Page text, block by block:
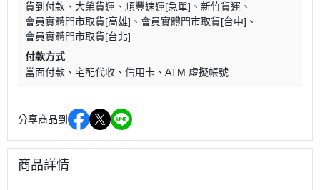
貨到付款
大榮貨運 順豐速運[急單]
新竹貨運
會員實體門市取貨[高雄]
會員實體門市取貨[台中]
會員實體門市取貨[台北]
付款方式
當面付款
宅配代收 信用卡 ATM 虛擬帳號
分享商品到
商品詳情